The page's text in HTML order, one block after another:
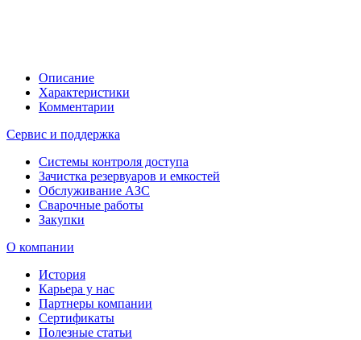
Описание
Характеристики
Комментарии
Сервис и поддержка
Системы контроля доступа
Зачистка резервуаров и емкостей
Обслуживание АЗС
Сварочные работы
Закупки
О компании
История
Карьера у нас
Партнеры компании
Сертификаты
Полезные статьи